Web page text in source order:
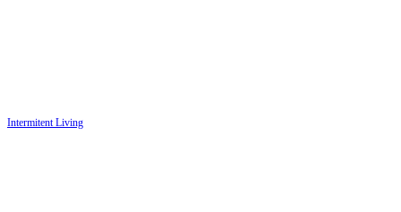
Intermitent Living